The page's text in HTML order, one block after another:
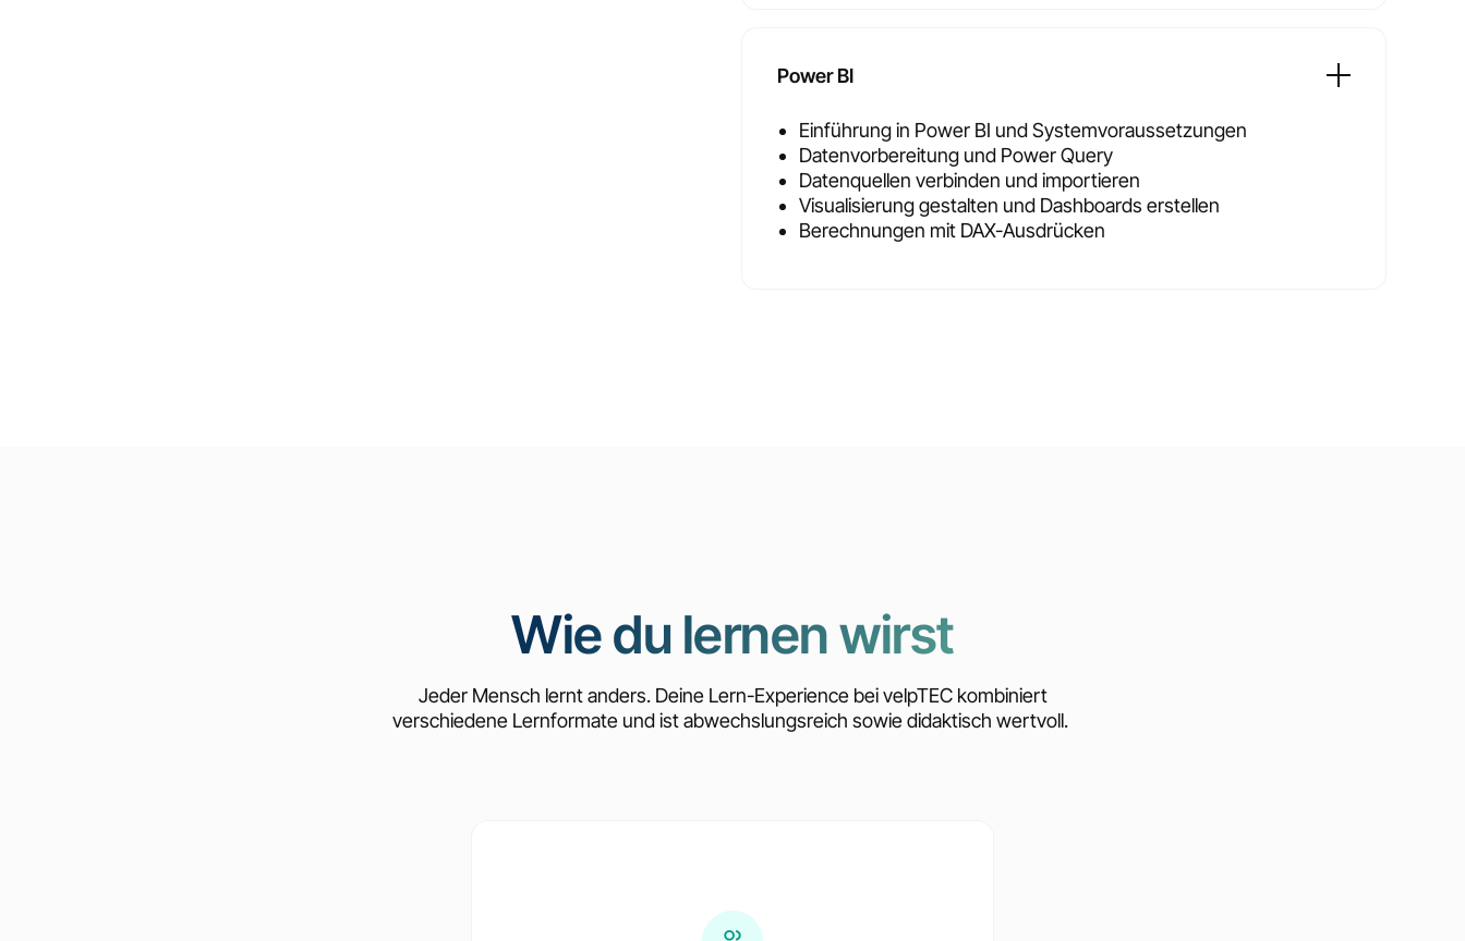
Power BI
Einführung in Power BI und Systemvoraussetzungen
Datenvorbereitung und Power Query
Datenquellen verbinden und importieren
Visualisierung gestalten und Dashboards erstellen
Berechnungen mit DAX-Ausdrücken
Wie du lernen wirst
Jeder Mensch lernt anders. Deine Lern-Experience bei velpTEC kombiniert
verschiedene Lernformate und ist abwechslungsreich sowie didaktisch wertvoll.